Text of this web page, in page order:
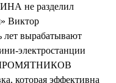
не разделил
Виктор
вырабатывают
электростанции
которая эффективна